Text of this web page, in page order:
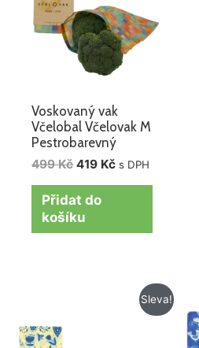
Voskovaný vak
Včelobal Včelovak M
Pestrobarevný
499Kč 419 Kč s DPH
Přidat do
košíku
Sleva!
Aktuální
cena